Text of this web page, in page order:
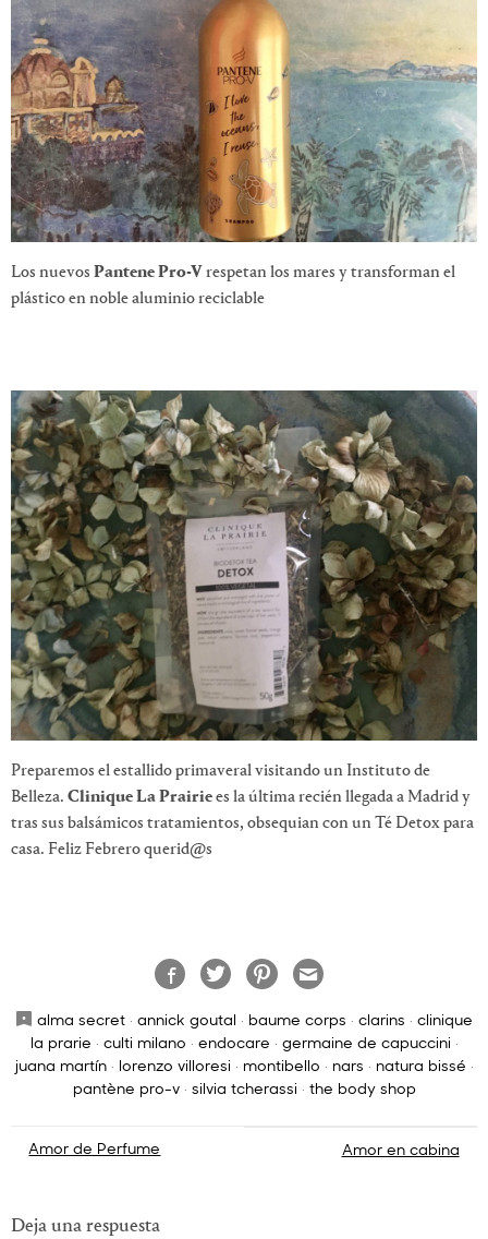
Los nuevos Pantene Pro-V respetan los mares y transforman el
plástico en noble aluminio reciclable
Preparemos el estallido primaveral visitando un Instituto de
Belleza. Clinique La Prairiees la última recién llegada a Madrid y
tras sus balsámicos tratamientos, obsequian con un Té Detox para
casa. Feliz Febrero querid@s
alma secret · annick goutal · baume corps · clarins · clinique
la prarie · culti milano · endocare · germaine de capuccini ·
juana martín· lorenzo villoresi · montibello · nars · natura bissé ·
pantène pro-v· silvia tcherassi · the body shop
Navegación
entradas
Amor de Perfume Amor en cabina
Deja una respuesta